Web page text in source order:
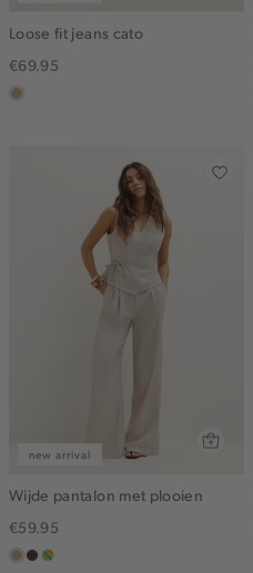
Loose fit jeans cato
€69.95
zand
new arrival
Wijde pantalon met plooien
€59.95
zandchocomeerkleurig